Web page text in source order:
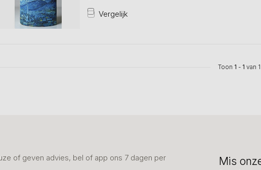
Vergelijk
Toon 1 - 1 van 1
of geven advies, bel of app ons 7 dagen per
Mis